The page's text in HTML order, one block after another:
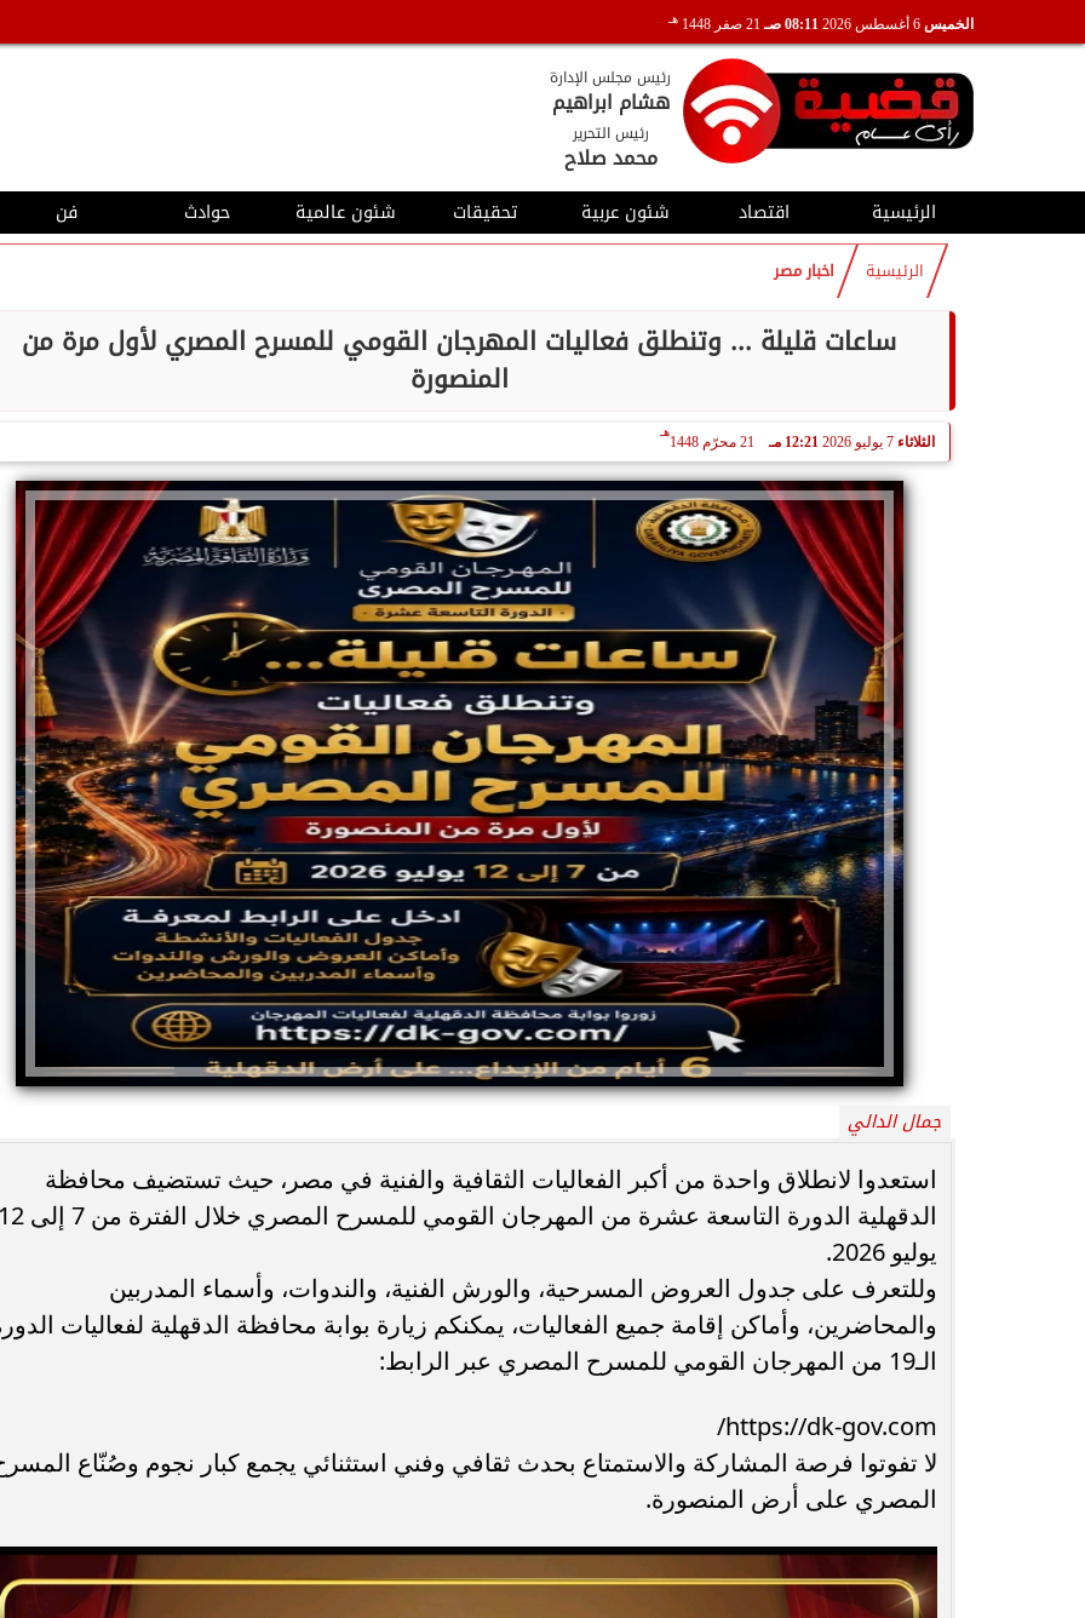
الخميس 08:11 صـ 21 صفر 1448 هـ
رئيس مجلس الإدارة
هشام ابراهيم
رئيس التحرير
محمد صلاح
الرئيسية اقتصاد شئون عربية تحقيقات شئون عالمية حوادث فن
الرئيسية اخبار مصر
ساعات قليلة ... وتنطلق فعاليات المهرجان القومي للمسرح المصري لأول مرة من
المنصورة
الثلاثاء 7 يوليو 2026 12:21 مـ 21 محرّم 1448
هـ
جمال الدالي
استعدوا لانطلاق واحدة من أكبر الفعاليات الثقافية والفنية في مصر، حيث تستضيف محافظة
الدقهلية الدورة التاسعة عشرة من المهرجان القومي للمسرح المصري خلال الفترة من 7 إلى 12
يوليو 2026.
وللتعرف على جدول العروض المسرحية، والورش الفنية، والندوات، وأسماء المدربين
والمحاضرين، وأماكن إقامة جميع الفعاليات، يمكنكم زيارة بوابة محافظة الدقهلية لفعاليات
الـ19 من المهرجان القومي للمسرح المصري عبر الرابط:
https://dk-gov.com/
لا تفوتوا فرصة المشاركة والاستمتاع بحدث ثقافي وفني استثنائي يجمع كبار نجوم وصُنّاع
المصري على أرض المنصورة.
محافظ أسيوط : حملات مكثفة لرفع
الإشغالات بحي شرق لإعادة الانضباط
وتحقيق...
رحلت في أثناء أداء رسالتها.. وفاة ممرضة
بمستشفى بني عبيد والأهالي ينعونها
محافظ القاهرة يعتمد جدول إمتحانات
الثاني للعام الدراسي ٢٠٢٥...